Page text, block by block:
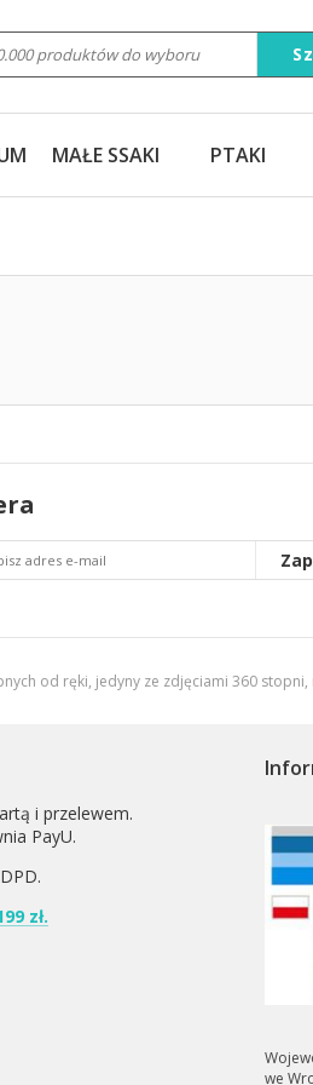
MAŁE SSAKI PTAKI
od ręki, jedyny ze zdjęciami 360 stopni,
i przelewem.
PayU.
DPD.
zł.
we